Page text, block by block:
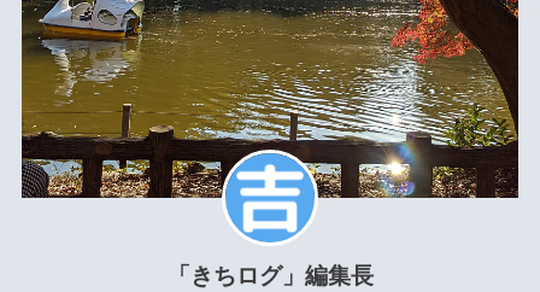
「きちログ」編集長